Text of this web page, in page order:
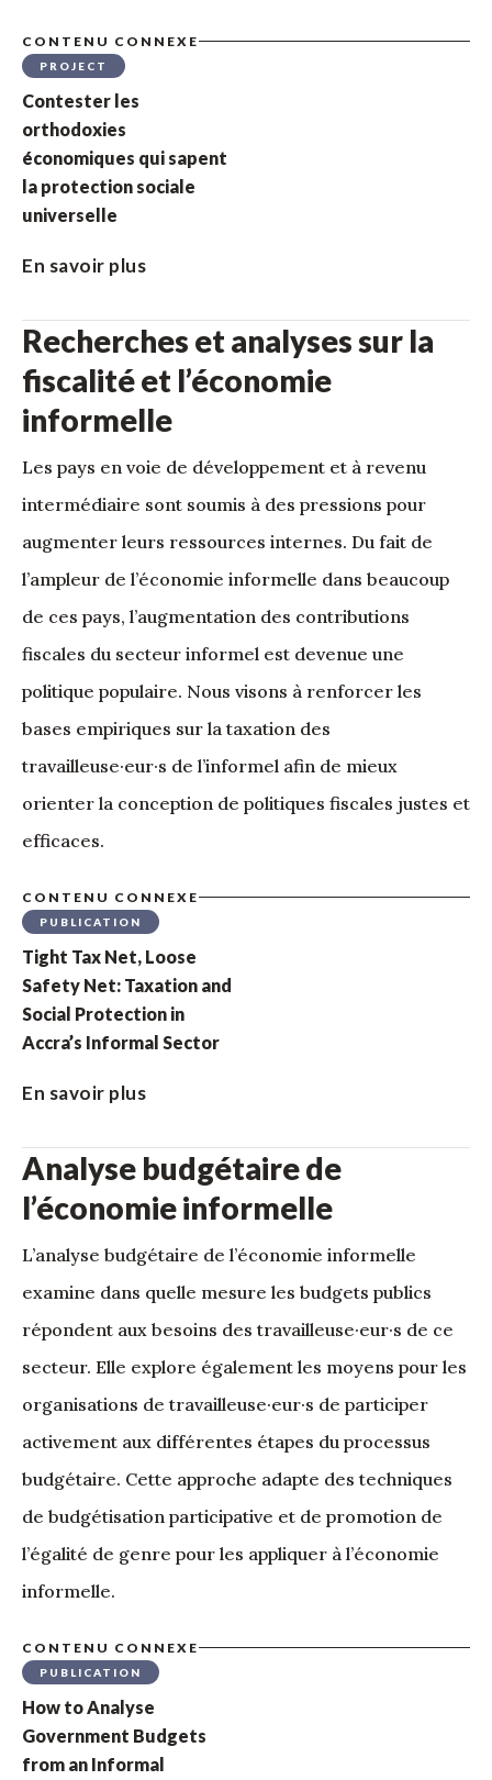
CONTENU CONNEXE
PROJECT
Contester les
orthodoxies
économiques qui sapent
la protection sociale
universelle
En savoir plus
Recherches et analyses sur la
fiscalité et l’économie
informelle
Les pays en voie de développement et à revenu
intermédiaire sont soumis à des pressions pour
augmenter leurs ressources internes. Du fait de
l’ampleur de l’économie informelle dans beaucoup
de ces pays, l’augmentation des contributions
fiscales du secteur informel est devenue une
politique populaire. Nous visons à renforcer les
bases empiriques sur la taxation des
travailleuse·eur·s de l’informel afin de mieux
orienter la conception de politiques fiscales justes et
efficaces.
CONTENU CONNEXE
PUBLICATION
Tight Tax Net, Loose
Safety Net: Taxation and
Social Protection in
Accra’s Informal Sector
En savoir plus
Analyse budgétaire de
l’économie informelle
L’analyse budgétaire de l’économie informelle
examine dans quelle mesure les budgets publics
répondent aux besoins des travailleuse·eur·s de ce
secteur. Elle explore également les moyens pour les
organisations de travailleuse·eur·s de participer
activement aux différentes étapes du processus
budgétaire. Cette approche adapte des techniques
de budgétisation participative et de promotion de
l’égalité de genre pour les appliquer à l’économie
informelle.
CONTENU CONNEXE
PUBLICATION
How to Analyse
Government Budgets
from an Informal